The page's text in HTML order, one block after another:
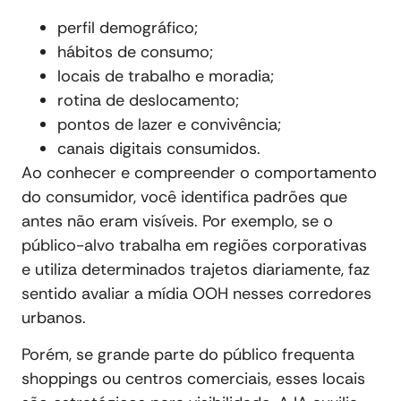
perfil demográfico;
hábitos de consumo;
locais de trabalho e moradia;
rotina de deslocamento;
pontos de lazer e convivência;
canais digitais consumidos.
Ao conhecer e compreender o comportamento
do consumidor, você identifica padrões que
antes não eram visíveis. Por exemplo, se o
público-alvo trabalha em regiões corporativas
e utiliza determinados trajetos diariamente, faz
sentido avaliar a mídia OOH nesses corredores
urbanos.
Porém, se grande parte do público frequenta
shoppings ou centros comerciais, esses locais